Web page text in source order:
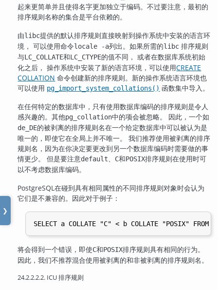
❯
起来更简单并且使得名字更加独立于编码。不过要注意，最初的
排序规则名称的集合是平台依赖的。
由libc提供的默认排序规则直接映射到操作系统中安装的语言环
境， 可以使用命令locale -a列出。如果所需的libc 排序规则
与LC_COLLATE和LC_CTYPE的值不同， 或者在数据库系统初始
化之后， 操作系统中安装了新的语言环境，可以使用CREATE
COLLATION 命令创建新的排序规则。新的操作系统语言环境也
可以使用 pg_import_system_collations() 函数集中导入。
在任何特定的数据库中，只有使用数据库编码的排序规则是令人
感兴趣的。其他pg_collation中的项会被忽略。 因此，一个如
de_DE的被剥离的排序规则名在一个给定数据库中可以被认为是
唯一的，即使它在全局上并不唯一。 我们推荐使用被剥离的排序
规则名，因为在你决定要更改到另一个数据库编码时需要做的事
情更少。 但是要注意default、 C和POSIX排序规则在使用时可
以不考虑数据库编码。
PostgreSQL在碰到具有相同属性的不同排序规则对象时会认为
它们是不兼容的。因此对于例子：
将会得到一个错误，即使C和POSIX排序规则具有相同的行为。
因此，我们不推荐混合使用被剥离的和非被剥离的排序规则名。
24.2.2.2.2. ICU 排序规则